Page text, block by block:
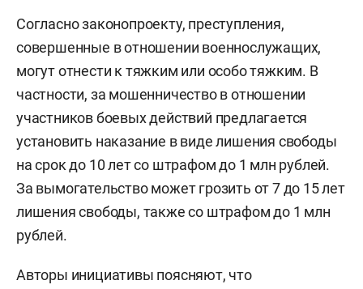
Согласно законопроекту, преступления,
совершенные в отношении военнослужащих,
могут отнести к тяжким или особо тяжким. В
частности, за мошенничество в отношении
участников боевых действий предлагается
установить наказание в виде лишения свободы
на срок до 10 лет со штрафом до 1 млн рублей.
За вымогательство может грозить от 7 до 15 лет
лишения свободы, также со штрафом до 1 млн
рублей.
Авторы инициативы поясняют, что